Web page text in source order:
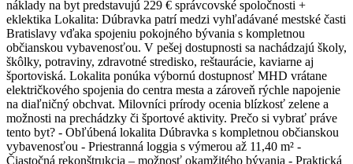
náklady na byt predstavujú 229 € správcovské spoločnosti +
eklektika Lokalita: Dúbravka patrí medzi vyhľadávané mestské časti
Bratislavy vďaka spojeniu pokojného bývania s kompletnou
občianskou vybavenosťou. V pešej dostupnosti sa nachádzajú školy,
škôlky, potraviny, zdravotné stredisko, reštaurácie, kaviarne aj
športoviská. Lokalita ponúka výbornú dostupnosť MHD vrátane
električkového spojenia do centra mesta a zároveň rýchle napojenie
na diaľničný obchvat. Milovníci prírody ocenia blízkosť zelene a
možnosti na prechádzky či športové aktivity. Prečo si vybrať práve
tento byt? - Obľúbená lokalita Dúbravka s kompletnou občianskou
vybavenosťou - Priestranná loggia s výmerou až 11,40 m² -
Čiastočná rekonštrukcia – možnosť okamžitého bývania - Praktická